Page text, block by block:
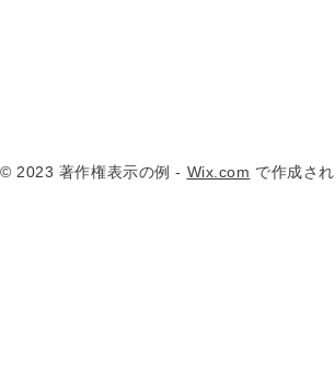
© 2023 著作権表示の例 - Wix.com で作成さ